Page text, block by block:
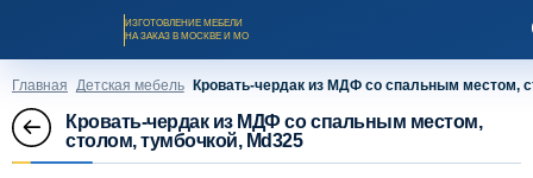
ИЗГОТОВЛЕНИЕ МЕБЕЛИ
НА ЗАКАЗ В МОСКВЕ И МО
Главная Детская мебель Кровать-чердак из МДФ со спальным местом,
Кровать-чердак из МДФ со спальным местом,
столом, тумбочкой, Md325